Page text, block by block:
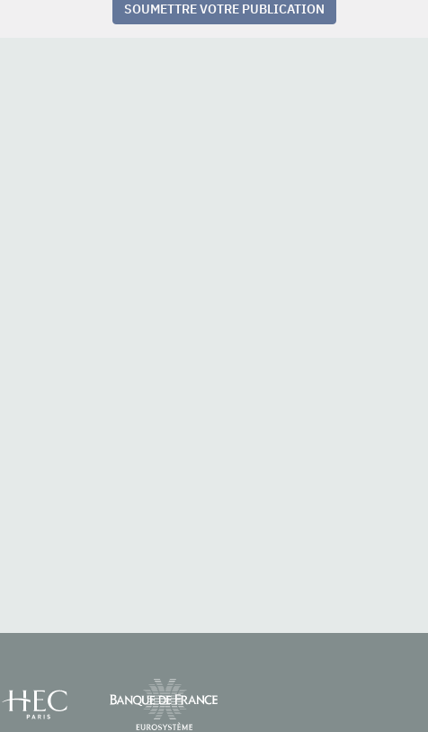
SOUMETTRE VOTRE PUBLICATION